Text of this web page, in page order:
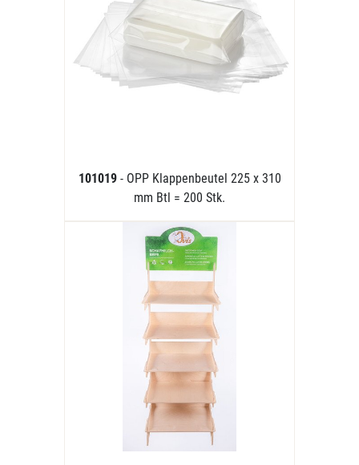
101019 - OPP Klappenbeutel 225 x 310
mm Btl = 200 Stk.